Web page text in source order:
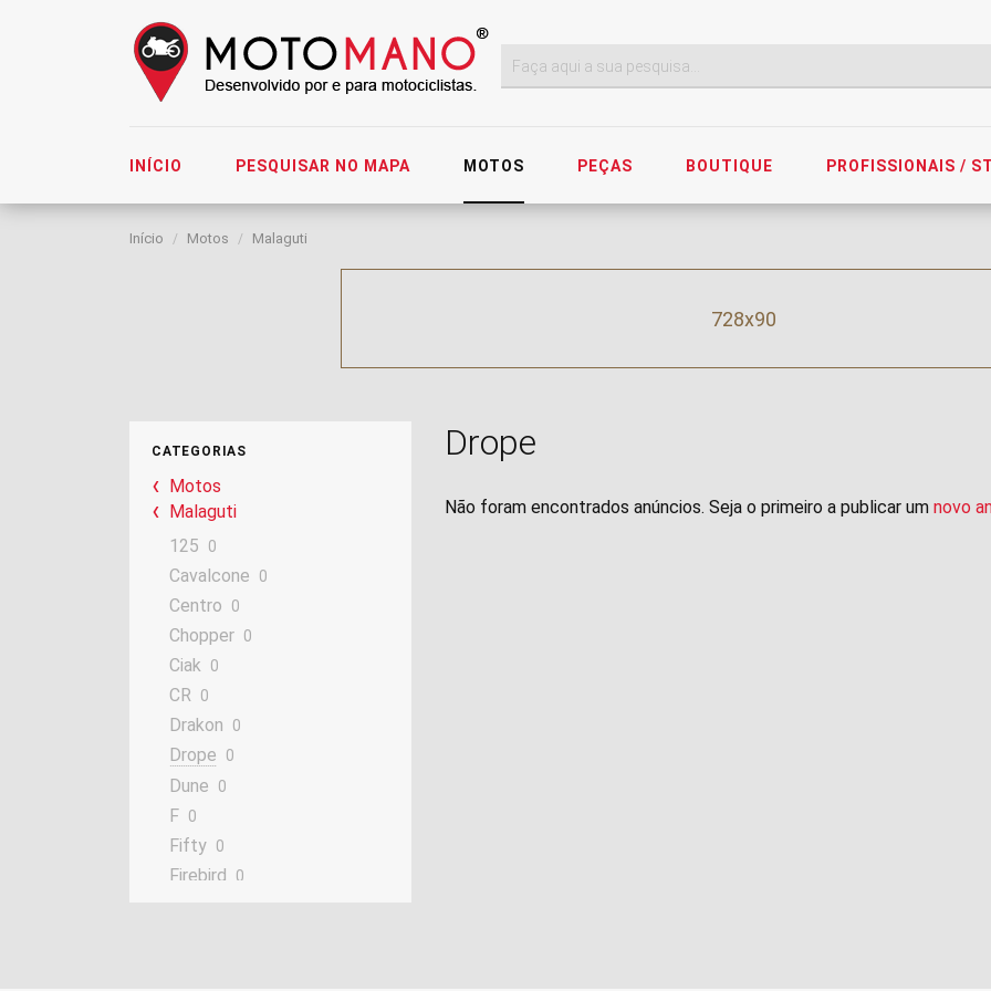
INÍCIO PESQUISAR NO MAPA MOTOS PEÇAS BOUTIQUE PROFISSIONAIS /
Início Motos Malaguti
728x90
CATEGORIAS
Motos
Malaguti
125
0
Cavalcone 0
Centro 0
Chopper 0
Ciak 0
CR 0
Drakon 0
Drope 0
Dune 0
F 0
Fifty 0
Firebird 0
Drope
Não foram encontrados anúncios. Seja o primeiro a publicar um novo